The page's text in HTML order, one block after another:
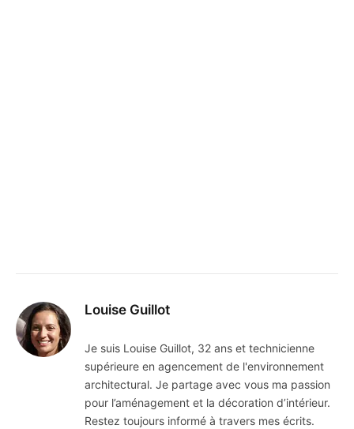
Louise Guillot
Je suis Louise Guillot, 32 ans et technicienne
supérieure en agencement de l'environnement
architectural. Je partage avec vous ma passion
pour l’aménagement et la décoration d’intérieur.
Restez toujours informé à travers mes écrits.